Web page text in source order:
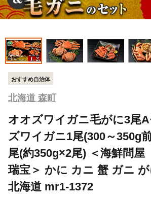
おすすめ自治体
北海道 森町
オオズワイガニ毛がに3尾
ズワイガニ1尾(300～350g
尾(約350g×2尾) ＜海鮮問
瑞宝＞ かに カニ 蟹 ガニ
北海道 mr1-1372